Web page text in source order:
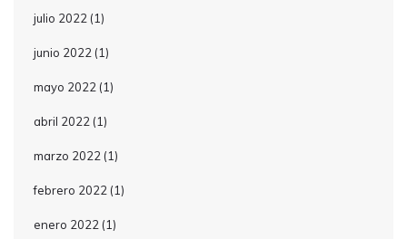
julio 2022 (1)
junio 2022 (1)
mayo 2022 (1)
abril 2022 (1)
marzo 2022 (1)
febrero 2022 (1)
enero 2022 (1)